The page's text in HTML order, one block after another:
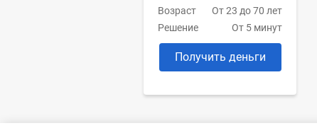
Возраст
От 23 до 70 лет
Решение
От 5 минут
Получить деньги